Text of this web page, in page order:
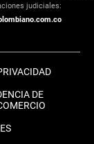
judiciales:
DE